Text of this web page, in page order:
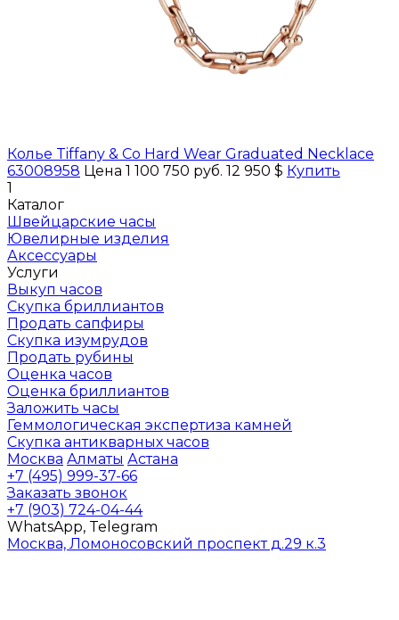
Колье Tiffany & Co Hard Wear Graduated Necklace
63008958 Цена 1 100 750 руб. 12 950 $ Купить
1
Каталог
Швейцарские часы
Ювелирные изделия
Аксессуары
Услуги
Выкуп часов
Скупка бриллиантов
Продать сапфиры
Скупка изумрудов
Продать рубины
Оценка часов
Оценка бриллиантов
Заложить часы
Геммологическая экспертиза камней
Скупка антикварных часов
Москва Алматы Астана
+7 (495) 999-37-66
Заказать звонок
+7 (903) 724-04-44
WhatsApp, Telegram
Москва, Ломоносовский проспект д.29 к.3